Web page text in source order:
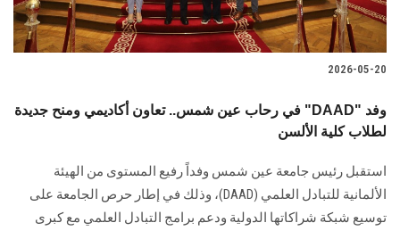
2026-05-20
في رحاب عين شمس.. تعاون أكاديمي ومنح جديدة "DAAD" وفد
لطلاب كلية الألسن
استقبل رئيس جامعة عين شمس وفداً رفيع المستوى من الهيئة
الألمانية للتبادل العلمي (DAAD)، وذلك في إطار حرص الجامعة على
توسيع شبكة شراكاتها الدولية ودعم برامج التبادل العلمي مع كبرى